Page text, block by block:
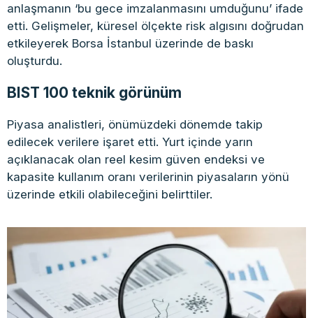
anlaşmanın ‘bu gece imzalanmasını umduğunu’ ifade
etti. Gelişmeler, küresel ölçekte risk algısını doğrudan
etkileyerek Borsa İstanbul üzerinde de baskı
oluşturdu.
BIST 100 teknik görünüm
Piyasa analistleri, önümüzdeki dönemde takip
edilecek verilere işaret etti. Yurt içinde yarın
açıklanacak olan reel kesim güven endeksi ve
kapasite kullanım oranı verilerinin piyasaların yönü
üzerinde etkili olabileceğini belirttiler.